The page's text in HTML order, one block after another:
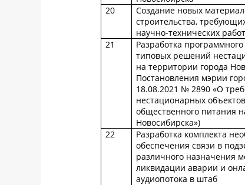
20
Создание новых
строительства,
научно-технических работ
21
Разработка
типовых решений
на территории города
Постановления мэрии
18.08.2021 № 2890 «О
нестационарных
общественного питания
Новосибирска»)
22
Разработка комплекта
обеспечения связи в
различного назначения
ликвидации аварии и
аудиопотока в штаб